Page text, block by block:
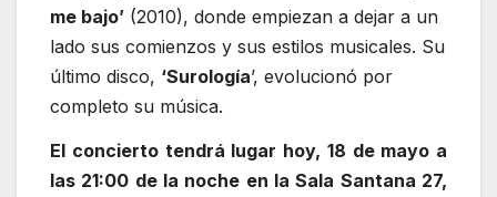
me bajo’ (2010), donde empiezan a dejar a un
lado sus comienzos y sus estilos musicales. Su
último disco, ‘Surología’, evolucionó por
completo su música.
El concierto tendrá lugar hoy, 18 de mayo a
las 21:00 de la noche en la Sala Santana 27,